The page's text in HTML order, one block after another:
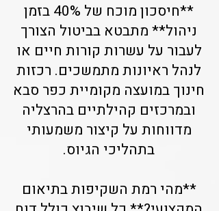
**חיסכון מוכח של 40% בזמן
ניהול** מתבטא בביטול הצורך
לעבור על עשרות קורות חיים או
לנהל ראיונות מתמשכים. רכזות
חינוך במועצה מקומיית כפר סבא
ובמרכזים קהילתיים בהרצליה
מדווחות על קיצור משמעותי
בתהליכי הגיוס.
**מהי רמת השקיפות בתיאום